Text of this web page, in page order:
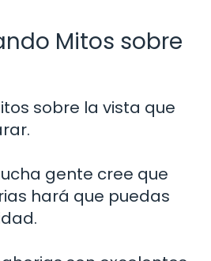
Mitos sobre
sobre la vista que
gente cree que
hará que puedas